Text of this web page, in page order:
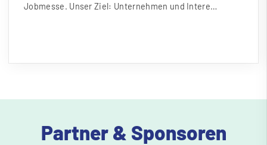
Jobmesse. Unser Ziel: Unternehmen und Intere…
Partner & Sponsoren